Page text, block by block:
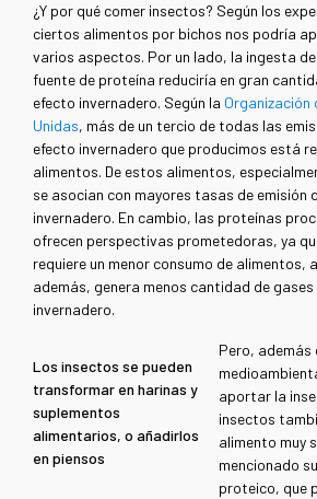
¿Y por qué comer insectos? Según los
ciertos alimentos por bichos nos podría
varios aspectos. Por un lado, la ingesta
fuente de proteína reduciría en gran
efecto invernadero. Según la Organización
Unidas, más de un tercio de todas las
efecto invernadero que producimos está
alimentos. De estos alimentos,
se asocian con mayores tasas de emisión
invernadero. En cambio, las proteínas
ofrecen perspectivas prometedoras, ya
requiere un menor consumo de alimentos,
además, genera menos cantidad de
invernadero.
Los insectos se pueden
transformar en harinas y
suplementos
alimentarios, o añadirlos
en piensos
Pero, además
aportar la
insectos
alimento muy
mencionado
proteico, que